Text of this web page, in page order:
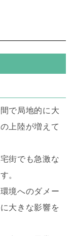
で局地的に大
上陸が増えて
街でも急激な
。
境へのダメー
大きな影響を